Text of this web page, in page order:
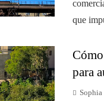
que
para